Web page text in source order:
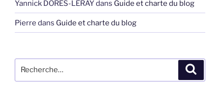
Yannick DORES-LERAYdans Guide et charte du blog
Pierre dans Guide et charte du blog
pour